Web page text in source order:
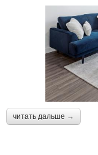
читать дальше →